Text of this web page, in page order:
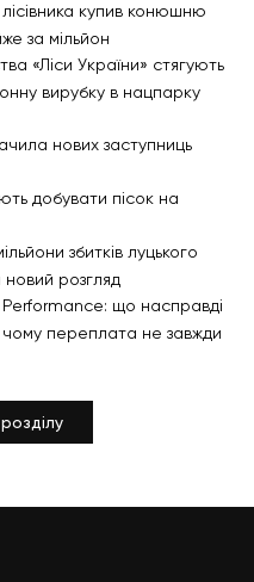
купив конюшню
за мільйон
«Ліси України» стягують
вирубку в нацпарку
нових заступниць
добувати пісок на
збитків луцького
новий розгляд
що насправді
переплата не завжди